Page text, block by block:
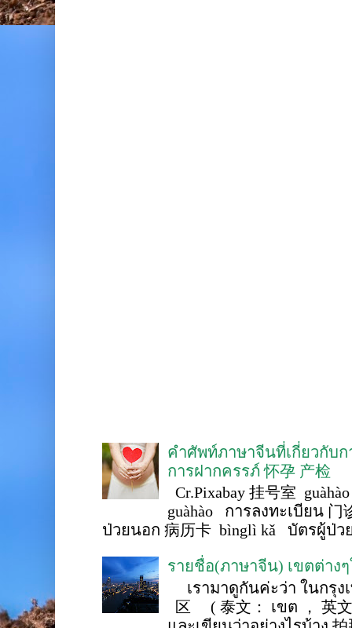
คำศัพท์ภาษาจีนที่เกี่ยวกับ
การฝากครรภ์ 怀孕 产检
Cr.Pixabay 挂号室
guàhào การลงทะเบียน 门
ป่วยนอก 病历卡 bìnglì kǎ บัตรผู้ป่ว
รายชื่อ(ภาษาจีน) เขตต่าง
เรามาดูกันค่ะว่า ในกรุง
区 ( 泰文： เขต ， 英